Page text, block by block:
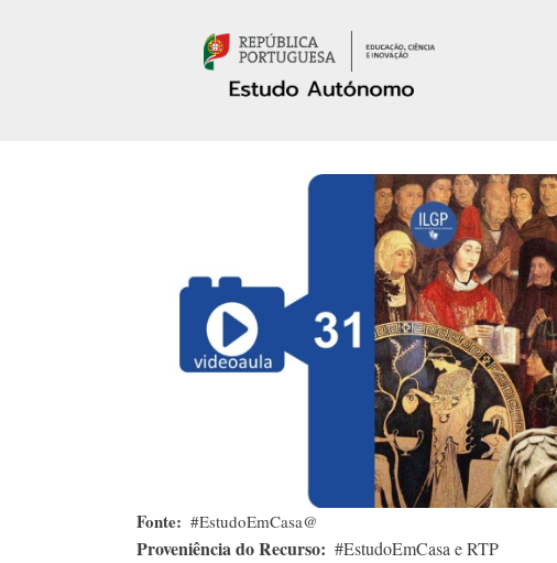
Fonte #EstudoEmCasa@
Proveniência do Recurso #EstudoEmCasa e RTP